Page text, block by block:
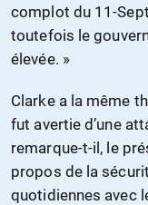
complot du 11-
toutefois le
élevée. »
Clarke a la même
fut avertie d’une
remarque-t-il, le
propos de la
quotidiennes avec